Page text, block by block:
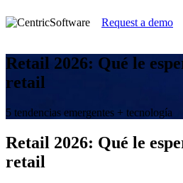
Request a demo
Retail 2026: Qué le
retail
5 tendencias emergentes + tecnología
Retail 2026: Qué le
retail